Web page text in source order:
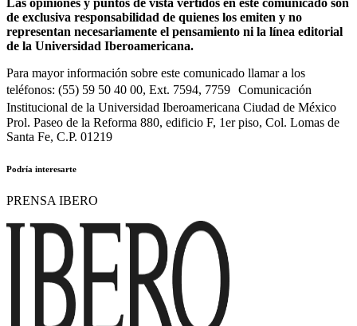
de exclusiva responsabilidad de quienes los emiten y no
representan necesariamente el pensamiento ni la línea editorial
de la Universidad Iberoamericana.
Para mayor información sobre este comunicado llamar a los
teléfonos: (55) 59 50 40 00, Ext. 7594, 7759 Comunicación
Institucional de la Universidad Iberoamericana Ciudad de México
Prol. Paseo de la Reforma 880, edificio F, 1er piso, Col. Lomas de
Santa Fe, C.P. 01219
Podría interesarte
PRENSA IBERO